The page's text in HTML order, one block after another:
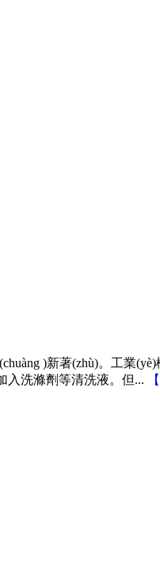
)新著(zhù)。工業
入洗滌劑等清洗液。但...
【